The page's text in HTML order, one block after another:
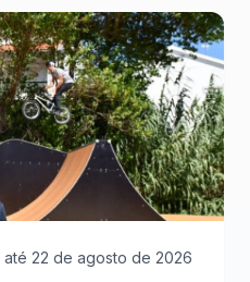
até 22 de agosto de 2026